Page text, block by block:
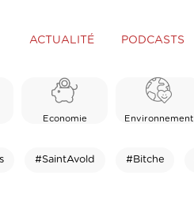
ACTUALITÉ PODCASTS
Economie Environnement
#SaintAvold #Bitche